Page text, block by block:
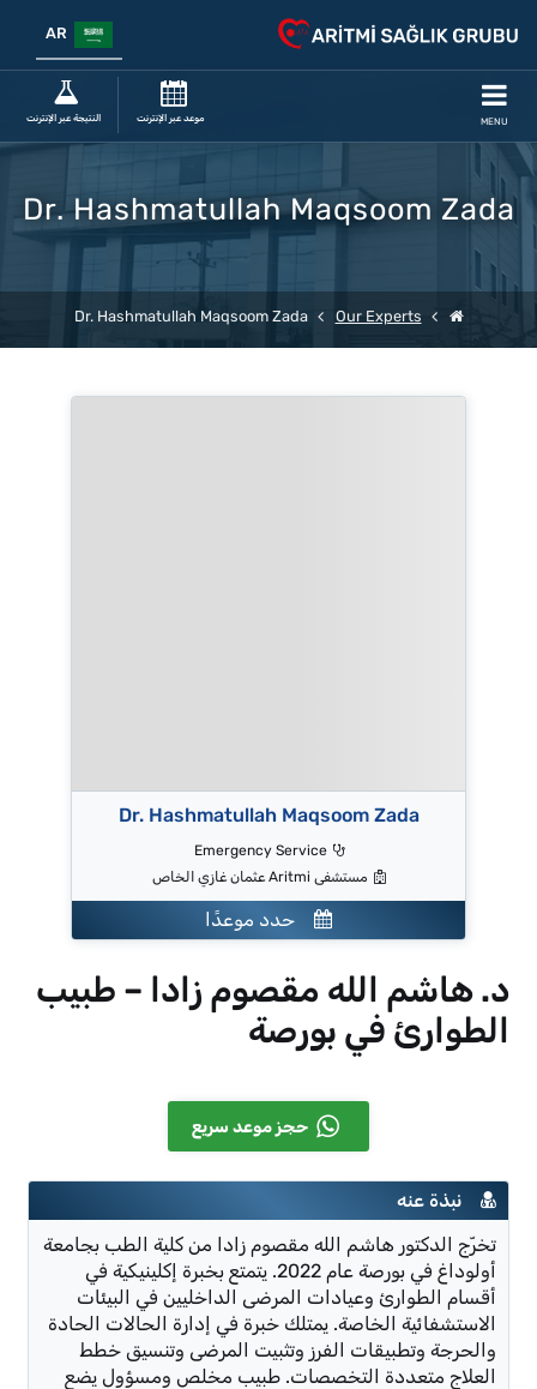
MENU موعد عبر الإنترنت النتيجة عبر الإنترنت
Dr. Hashmatullah Maqsoom Zada
Our Experts
Dr. Hashmatullah Maqsoom Zada
Dr. Hashmatullah Maqsoom Zada
Emergency Service
مستشفى Aritmi عثمان غازي الخاص
حدد موعدًا
د. هاشم الله مقصوم زادا – طبيب
الطوارئ في بورصة
حجز موعد سريع
نبذة عنه
تخرّج الدكتور هاشم الله مقصوم زادا من كلية الطب بجامعة
أولوداغ في بورصة عام 2022. يتمتع بخبرة إكلينيكية في
أقسام الطوارئ وعيادات المرضى الداخليين في البيئات
الاستشفائية الخاصة. يمتلك خبرة في إدارة الحالات الحادة
والحرجة وتطبيقات الفرز وتثبيت المرضى وتنسيق خطط
العلاج متعددة التخصصات. طبيب مخلص ومسؤول يضع